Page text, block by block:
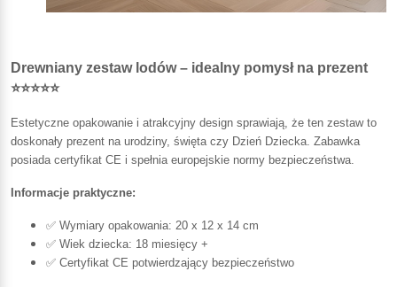
Drewniany zestaw lodów – idealny pomysł na prezent
⭐⭐⭐⭐⭐
Estetyczne opakowanie i atrakcyjny design sprawiają, że ten zestaw to
doskonały prezent na urodziny, święta czy Dzień Dziecka. Zabawka
posiada certyfikat CE i spełnia europejskie normy bezpieczeństwa.
Informacje praktyczne:
✅ Wymiary opakowania: 20 x 12 x 14 cm
✅ Wiek dziecka: 18 miesięcy +
✅ Certyfikat CE potwierdzający bezpieczeństwo